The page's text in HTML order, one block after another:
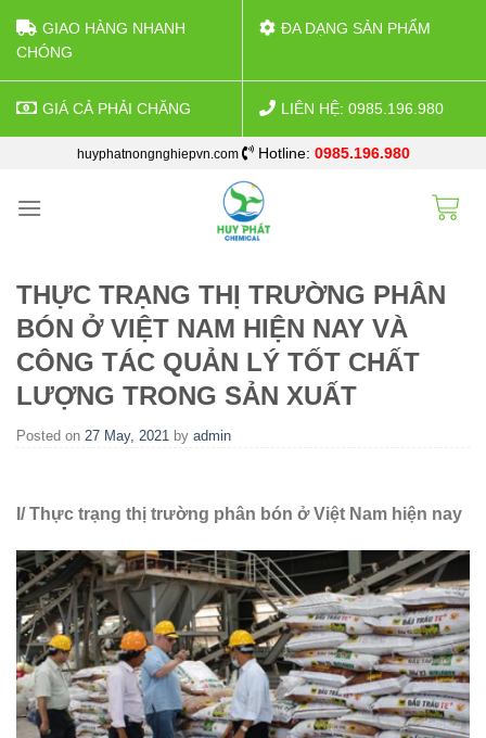
GIAO HÀNG NHANH
CHÓNG
ĐA DẠNG SẢN PHẨM
GIÁ CẢ PHẢI CHĂNG LIÊN HỆ: 0985.196.980
content
huyphatnongnghiepvn.com Hotline: 0985.196.980
THỰC TRẠNG THỊ TRƯỜNG PHÂN
BÓN Ở VIỆT NAM HIỆN NAY VÀ
CÔNG TÁC QUẢN LÝ TỐT CHẤT
LƯỢNG TRONG SẢN XUẤT
Posted on 27 May, 2021 by admin
I/ Thực trạng thị trường phân bón ở Việt Nam hiện nay